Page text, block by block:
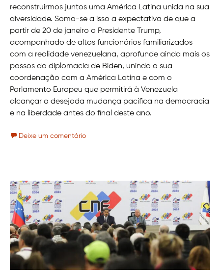
reconstruirmos juntos uma América Latina unida na sua
diversidade. Soma-se a isso a expectativa de que a
partir de 20 de janeiro o Presidente Trump,
acompanhado de altos funcionários familiarizados
com a realidade venezuelana, aprofunde ainda mais os
passos da diplomacia de Biden, unindo a sua
coordenação com a América Latina e com o
Parlamento Europeu que permitirá à Venezuela
alcançar a desejada mudança pacífica na democracia
e na liberdade antes do final deste ano.
Deixe um comentário